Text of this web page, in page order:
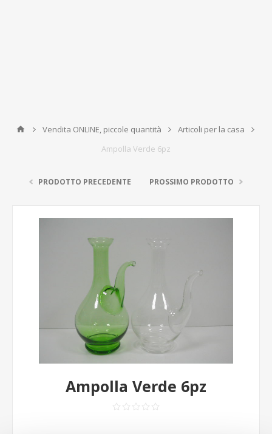
Vendita ONLINE, piccole quantità
Articoli per la casa
Ampolla Verde 6pz
PRODOTTO PRECEDENTE PROSSIMO PRODOTTO
Ampolla Verde 6pz